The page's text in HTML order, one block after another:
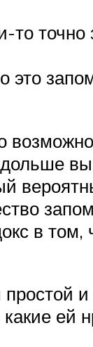
то точно
это
в том,
и
ей